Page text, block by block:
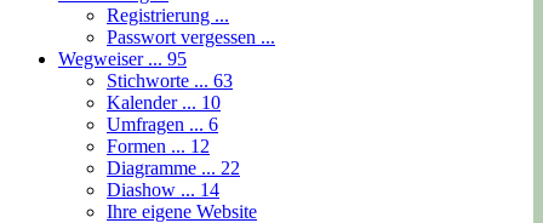
Registrierung ...
Passwort vergessen ...
Wegweiser ... 95
Stichworte ... 63
Kalender ... 10
Umfragen ... 6
Formen ... 12
Diagramme ... 22
Diashow ... 14
Ihre eigene Website